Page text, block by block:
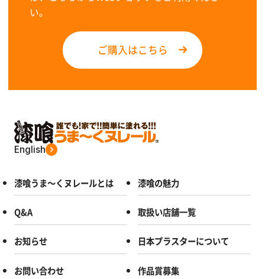
い。
ご購入はこちら
English
漆喰うま～くヌレールとは 漆喰の魅力
Q&A 取扱い店舗一覧
お知らせ 日本プラスターについて
お問い合わせ 作品賞募集